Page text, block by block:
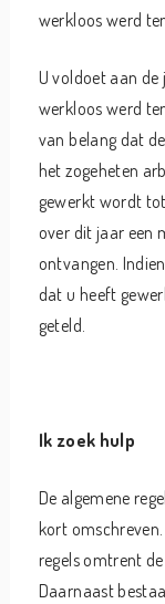
werkloos werd
U voldoet aan de
werkloos werd
van belang dat
het zogeheten
gewerkt wordt
over dit jaar een
ontvangen.
dat u heeft
geteld.
Ik zoek hulp
De algemene
kort
regels omtrent
Daarnaast